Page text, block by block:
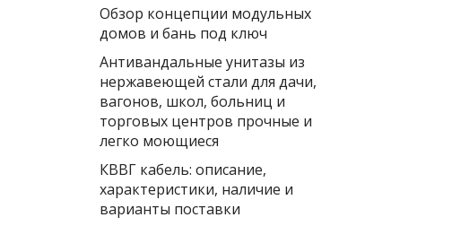
Обзор концепции модульных
домов и бань под ключ
Антивандальные унитазы из
нержавеющей стали для дачи,
вагонов, школ, больниц и
торговых центров прочные и
легко моющиеся
КВВГ кабель: описание,
характеристики, наличие и
варианты поставки